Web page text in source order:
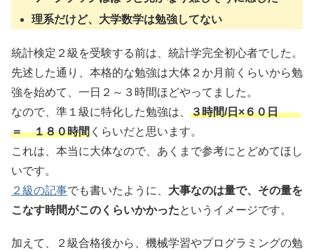
理系だけど、大学数学は勉強してない
統計検定２級を受験する前は、統計学完全初心者でした。
先述した通り、本格的な勉強は大体２か月前くらいから勉
強を始めて、一日２～３時間ほどやってました。
なので、準１級に特化した勉強は、 ３時間/日×６０日
＝ １８０時間 くらいだと思います。
これは、本当に大体なので、あくまで参考にとどめてほし
いです。
２級の記事でも書いたように、 大事なのは量で、その量を
こなす時間がこのくらいかかったというイメージです。
加えて、２級合格後から、機械学習やプログラミングの勉